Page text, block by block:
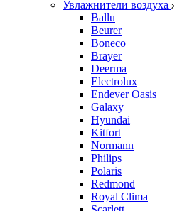
Увлажнители воздуха
Ballu
Beurer
Boneco
Brayer
Deerma
Electrolux
Endever Oasis
Galaxy
Hyundai
Kitfort
Normann
Philips
Polaris
Redmond
Royal Clima